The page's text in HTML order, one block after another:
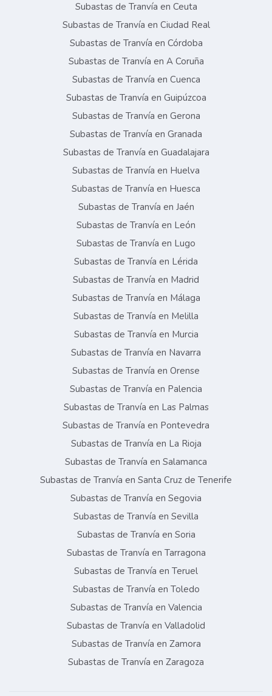
Subastas de Tranvía en Ceuta
Subastas de Tranvía en Ciudad Real
Subastas de Tranvía en Córdoba
Subastas de Tranvía en A Coruña
Subastas de Tranvía en Cuenca
Subastas de Tranvía en Guipúzcoa
Subastas de Tranvía en Gerona
Subastas de Tranvía en Granada
Subastas de Tranvía en Guadalajara
Subastas de Tranvía en Huelva
Subastas de Tranvía en Huesca
Subastas de Tranvía en Jaén
Subastas de Tranvía en León
Subastas de Tranvía en Lugo
Subastas de Tranvía en Lérida
Subastas de Tranvía en Madrid
Subastas de Tranvía en Málaga
Subastas de Tranvía en Melilla
Subastas de Tranvía en Murcia
Subastas de Tranvía en Navarra
Subastas de Tranvía en Orense
Subastas de Tranvía en Palencia
Subastas de Tranvía en Las Palmas
Subastas de Tranvía en Pontevedra
Subastas de Tranvía en La Rioja
Subastas de Tranvía en Salamanca
Subastas de Tranvía en Santa Cruz de Tenerife
Subastas de Tranvía en Segovia
Subastas de Tranvía en Sevilla
Subastas de Tranvía en Soria
Subastas de Tranvía en Tarragona
Subastas de Tranvía en Teruel
Subastas de Tranvía en Toledo
Subastas de Tranvía en Valencia
Subastas de Tranvía en Valladolid
Subastas de Tranvía en Zamora
Subastas de Tranvía en Zaragoza